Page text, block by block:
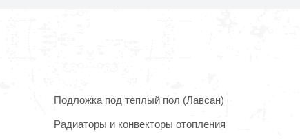
Подложка под теплый пол (Лавсан)
Радиаторы и конвекторы отопления